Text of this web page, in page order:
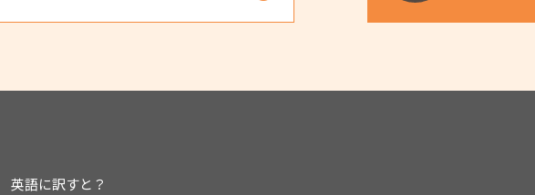
英語に訳すと？